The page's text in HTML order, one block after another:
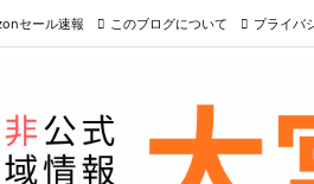
セール速報 このブログについて プライバ